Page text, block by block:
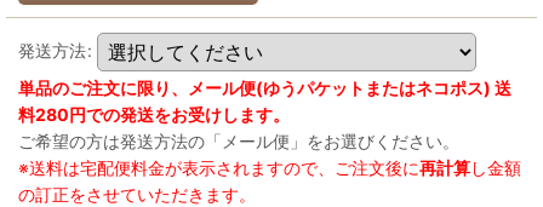
発送方法:
単品のご注文に限り、メール便(ゆうパケットまたはネコポス) 送
料280円での発送をお受けします。
ご希望の方は発送方法の「メール便」をお選びください。
※送料は宅配便料金が表示されますので、ご注文後に再計算し金額
の訂正をさせていただきます。